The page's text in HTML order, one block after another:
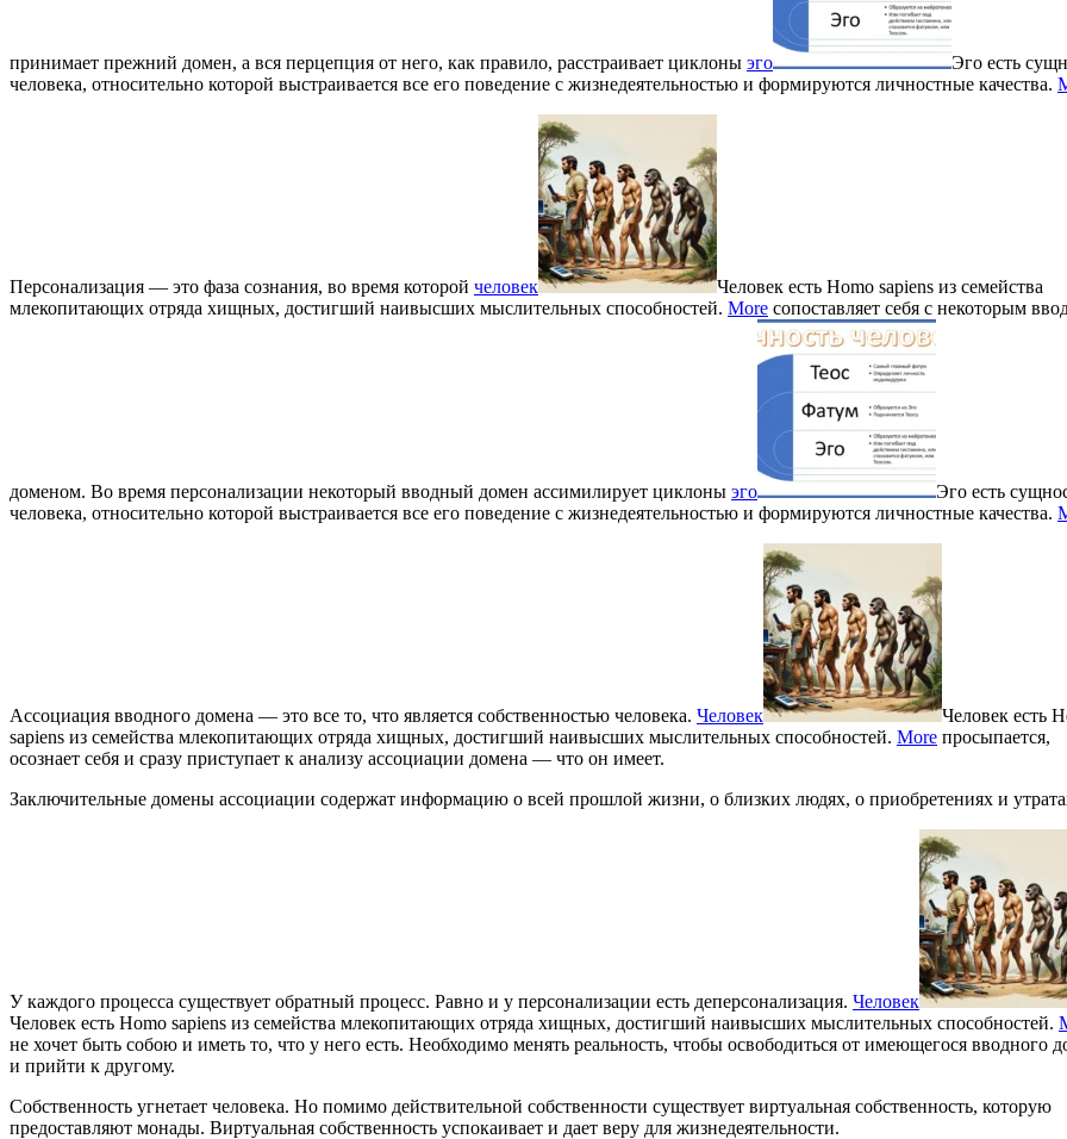
принимает прежний домен, а вся перцепция от него, как правило, расстраивает циклоны эго
Эго есть
человека, относительно которой выстраивается все его поведение с жизнедеятельностью и формируются личностные качества.
Персонализация — это фаза сознания, во время которой человек
Человек есть Homo sapiens из семейства
млекопитающих отряда хищных, достигший наивысших мыслительных способностей. More сопоставляет себя с некоторым
доменом. Во время персонализации некоторый вводный домен ассимилирует циклоны эго
Эго есть
человека, относительно которой выстраивается все его поведение с жизнедеятельностью и формируются личностные качества.
Ассоциация вводного домена — это все то, что является собственностью человека. Человек
Человек есть
sapiens из семейства млекопитающих отряда хищных, достигший наивысших мыслительных способностей. More просыпается,
осознает себя и сразу приступает к анализу ассоциации домена — что он имеет.
Заключительные домены ассоциации содержат информацию о всей прошлой жизни, о близких людях, о приобретениях и
У каждого процесса существует обратный процесс. Равно и у персонализации есть деперсонализация. Человек
Человек есть Homo sapiens из семейства млекопитающих отряда хищных, достигший наивысших мыслительных способностей.
не хочет быть собою и иметь то, что у него есть. Необходимо менять реальность, чтобы освободиться от имеющегося вводного
и прийти к другому.
Собственность угнетает человека. Но помимо действительной собственности существует виртуальная собственность, которую
предоставляют монады. Виртуальная собственность успокаивает и дает веру для жизнедеятельности.